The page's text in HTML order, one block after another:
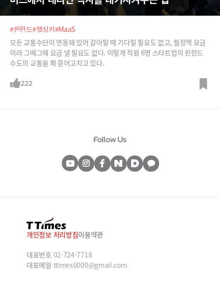
#핀란드#헬싱키#MaaS
모든 교통수단이 연동돼 있어 갈아탈 때 기다릴 필요도 없고, 월정액 요금
이라 그때그때 요금 낼 필요도 없다. 이렇게 직원 6명 스타트업이 핀란드
수도의 교통을 확 뜯어고치고 있다.
222
Follow Us
개인정보 처리방침이용약관
대표번호 02-724-7718
대표메일 ttimes6000@gmail.com